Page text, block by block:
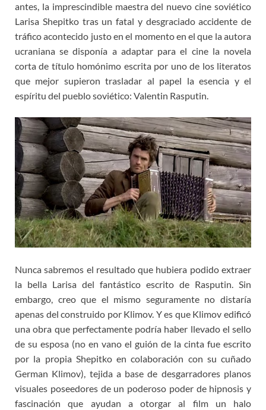
antes, la imprescindible maestra del nuevo cine soviético
Larisa Shepitko tras un fatal y desgraciado accidente de
tráfico acontecido justo en el momento en el que la autora
ucraniana se disponía a adaptar para el cine la novela
corta de título homónimo escrita por uno de los literatos
que mejor supieron trasladar al papel la esencia y el
espíritu del pueblo soviético: Valentin Rasputin.
Nunca sabremos el resultado que hubiera podido extraer
la bella Larisa del fantástico escrito de Rasputin. Sin
embargo, creo que el mismo seguramente no distaría
apenas del construido por Klimov. Y es que Klimov edificó
una obra que perfectamente podría haber llevado el sello
de su esposa (no en vano el guión de la cinta fue escrito
por la propia Shepitko en colaboración con su cuñado
German Klimov), tejida a base de desgarradores planos
visuales poseedores de un poderoso poder de hipnosis y
fascinación que ayudan a otorgar al film un halo